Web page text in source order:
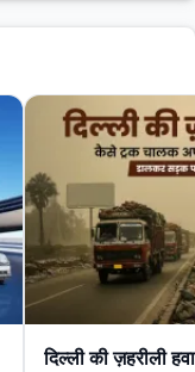
दिल्ली की ज़हरीली